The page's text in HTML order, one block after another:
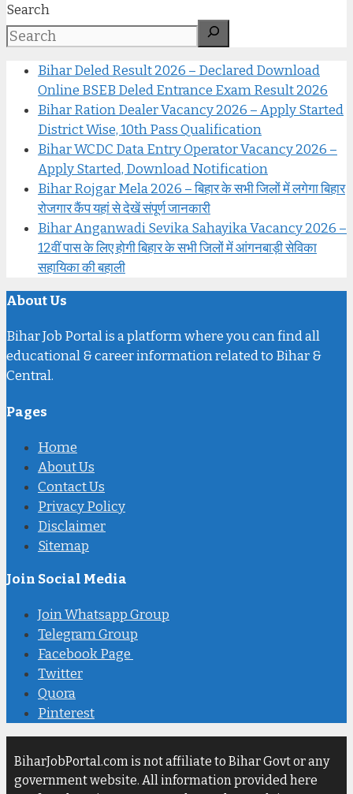
Search
Bihar Deled Result 2026 – Declared Download
Online BSEB Deled Entrance Exam Result 2026
Bihar Ration Dealer Vacancy 2026 – Apply Started
District Wise, 10th Pass Qualification
Bihar WCDC Data Entry Operator Vacancy 2026 –
Apply Started, Download Notification
Bihar Rojgar Mela 2026 – बिहार के सभी जिलों में लगेगा बिहार
रोजगार कैंप यहां से देखें संपूर्ण जानकारी
Bihar Anganwadi Sevika Sahayika Vacancy 2026 –
12वीं पास के लिए होगी बिहार के सभी जिलों में आंगनबाड़ी सेविका
सहायिका की बहाली
About Us
Bihar Job Portal is a platform where you can find all
educational & career information related to Bihar &
Central.
Pages
Home
About Us
Contact Us
Privacy Policy
Disclaimer
Sitemap
Join Social Media
Join Whatsapp Group
Telegram Group
Facebook Page
Twitter
Quora
Pinterest
BiharJobPortal.com is not affiliate to Bihar Govt or any
government website. All information provided here